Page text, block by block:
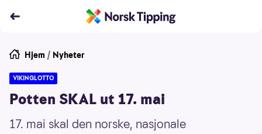
Hjem / Nyheter
VIKINGLOTTO
Potten SKAL ut 17. mai
17. mai skal den norske, nasjonale